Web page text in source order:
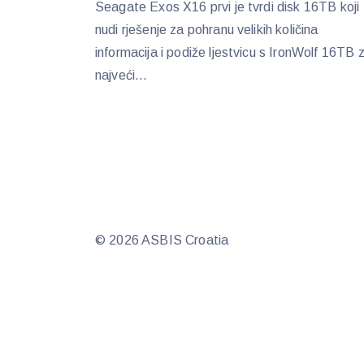
Seagate Exos X16 prvi je tvrdi disk 16TB koji
nudi rješenje za pohranu velikih količina
informacija i podiže ljestvicu s IronWolf 16TB
najveći...
© 2026 ASBIS Croatia